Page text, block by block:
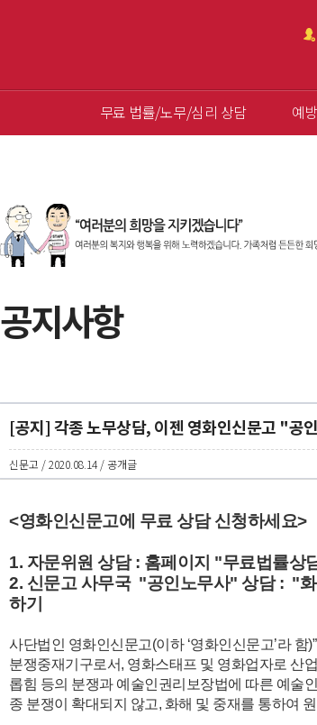
무료 법률/노무/심리 상담 예
공지사항
[공지] 각종 노무상담, 이젠 영화인신문고 "공
신문고 / 2020.08.14 / 공개글
<영화인신문고에 무료 상담 신청하세요>
1. 자문위원 상담 : 홈페이지 "무료법률상
2. 신문고 사무국 "공인노무사" 상담 : "
하기
사단법인 영화인신문고(이하 ‘영화인신문고’라
분쟁중재기구로서, 영화스태프 및 영화업자로 산
롭힘 등의 분쟁과 예술인권리보장법에 따른 예술
종 분쟁이 확대되지 않고, 화해 및 중재를 통하여